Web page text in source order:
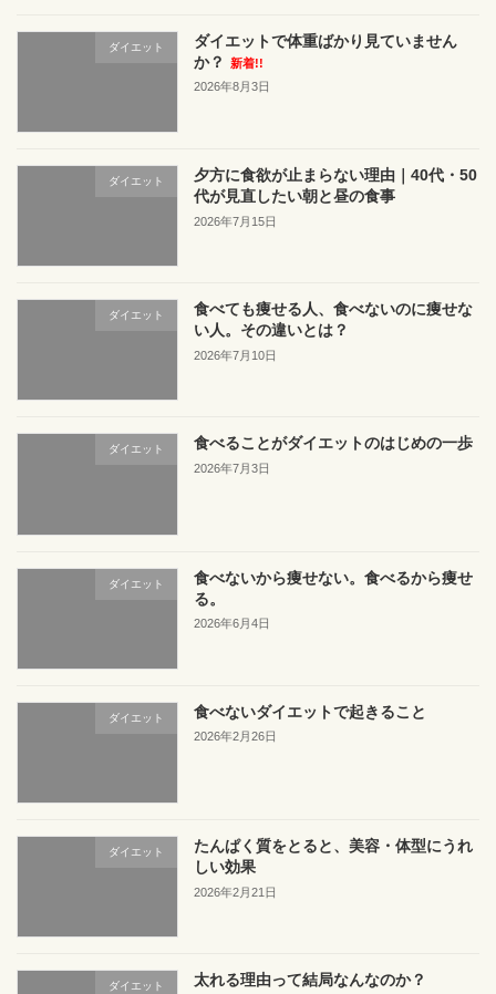
ダイエット
ダイエットで体重ばかり見ていません
か？
新着!!
2026年8月3日
ダイエット
夕方に食欲が止まらない理由｜40代・50
代が見直したい朝と昼の食事
2026年7月15日
ダイエット
食べても痩せる人、食べないのに痩せな
い人。その違いとは？
2026年7月10日
ダイエット 食べることがダイエットのはじめの一歩
2026年7月3日
ダイエット
食べないから痩せない。食べるから痩せ
る。
2026年6月4日
ダイエット 食べないダイエットで起きること
2026年2月26日
ダイエット
たんぱく質をとると、美容・体型にうれ
しい効果
2026年2月21日
ダイエット 太れる理由って結局なんなのか？